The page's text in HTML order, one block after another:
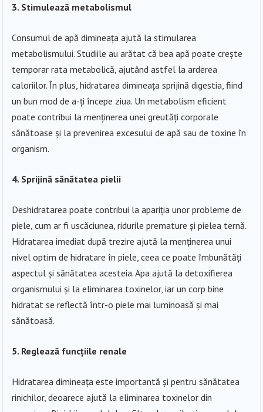
3. Stimulează metabolismul
Consumul de apă dimineața ajută la stimularea
metabolismului. Studiile au arătat că bea apă poate crește
temporar rata metabolică, ajutând astfel la arderea
caloriilor. În plus, hidratarea dimineața sprijină digestia, fiind
un bun mod de a-ți începe ziua. Un metabolism eficient
poate contribui la menținerea unei greutăți corporale
sănătoase și la prevenirea excesului de apă sau de toxine în
organism.
4. Sprijină sănătatea pielii
Deshidratarea poate contribui la apariția unor probleme de
piele, cum ar fi uscăciunea, ridurile premature și pielea ternă.
Hidratarea imediat după trezire ajută la menținerea unui
nivel optim de hidratare în piele, ceea ce poate îmbunătăți
aspectul și sănătatea acesteia. Apa ajută la detoxifierea
organismului și la eliminarea toxinelor, iar un corp bine
hidratat se reflectă într-o piele mai luminoasă și mai
sănătoasă.
5. Reglează funcțiile renale
Hidratarea dimineața este importantă și pentru sănătatea
rinichilor, deoarece ajută la eliminarea toxinelor din